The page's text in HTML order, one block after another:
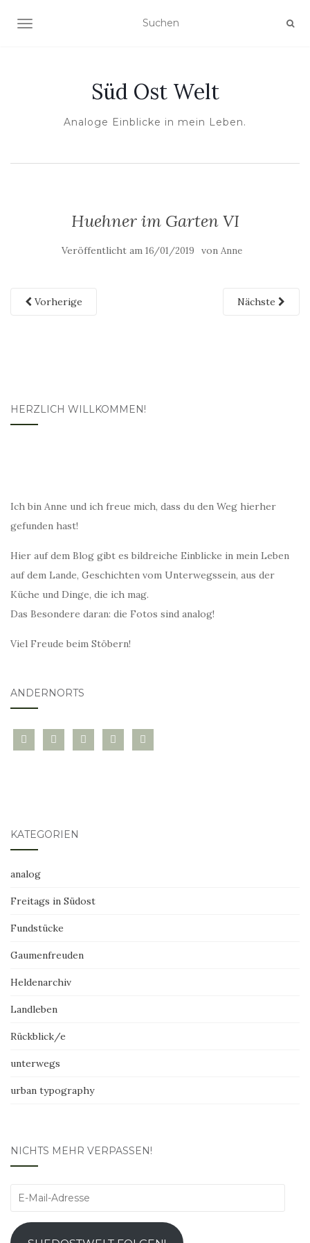
NAVIGATION UMSCHALTEN
Süd Ost Welt
Analoge Einblicke in mein Leben.
Huehner im Garten VI
Veröffentlicht am 16/01/2019 von Anne
Vorherige Nächste
HERZLICH WILLKOMMEN!
Ich bin Anne und ich freue mich, dass du den Weg hierher
gefunden hast!
Hier auf dem Blog gibt es bildreiche Einblicke in mein Leben
auf dem Lande, Geschichten vom Unterwegssein, aus der
Küche und Dinge, die ich mag.
Das Besondere daran: die Fotos sind analog!
Viel Freude beim Stöbern!
ANDERNORTS
bloglovininstagramtwitter pinterest
mail
KATEGORIEN
analog
Freitags in Südost
Fundstücke
Gaumenfreuden
Heldenarchiv
Landleben
Rückblick/e
unterwegs
urban typography
NICHTS MEHR VERPASSEN!
E-
Adresse